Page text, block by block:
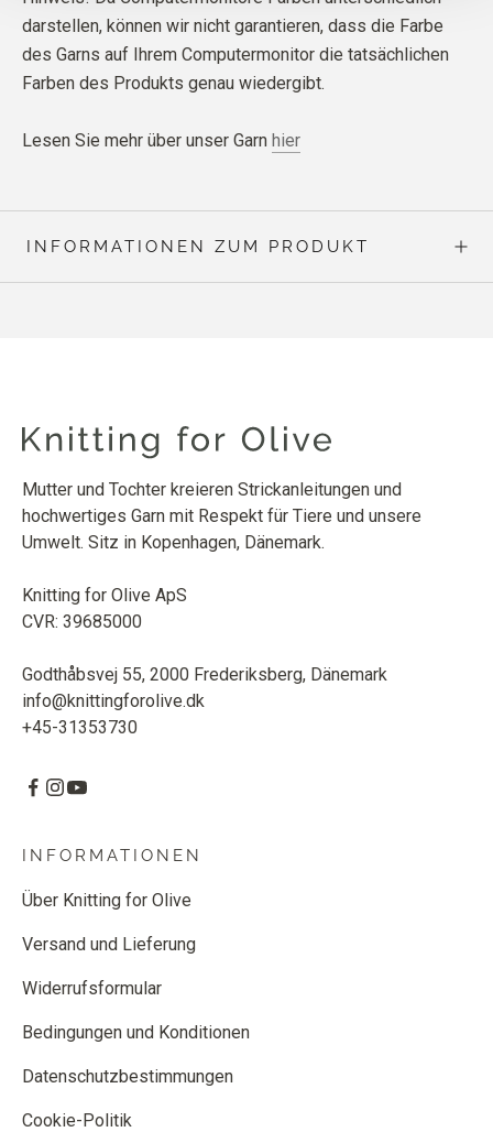
darstellen, können wir nicht garantieren, dass die Farbe
des Garns auf Ihrem Computermonitor die tatsächlichen
Farben des Produkts genau wiedergibt.
Lesen Sie mehr über unser Garn hier
INFORMATIONEN ZUM PRODUKT
Mutter und Tochter kreieren Strickanleitungen und
hochwertiges Garn mit Respekt für Tiere und unsere
Umwelt. Sitz in Kopenhagen, Dänemark.
Knitting for Olive ApS
CVR: 39685000
Godthåbsvej 55, 2000 Frederiksberg, Dänemark
info@knittingforolive.dk
+45-31353730
INFORMATIONEN
Über Knitting for Olive
Versand und Lieferung
Widerrufsformular
Bedingungen und Konditionen
Datenschutzbestimmungen
Cookie-Politik